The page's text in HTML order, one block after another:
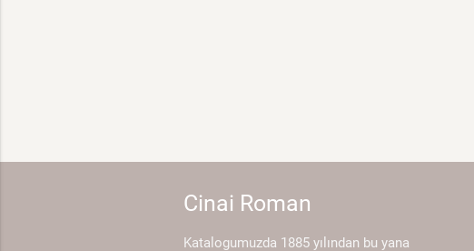
Cinai Roman
Katalogumuzda 1885 yılından bu yana